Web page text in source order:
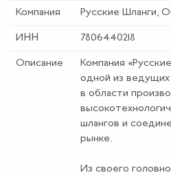
Компания Русские Шланги,
ИНН 7806440218
Описание
Компания
одной из ведущих
в области
шлангов и
рынке.
Из своего